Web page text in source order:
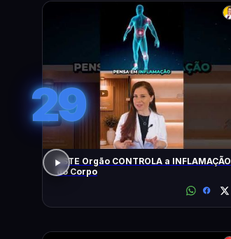
29
ESTE Orgão CONTROLA a INFLAMAÇÃO
do Corpo